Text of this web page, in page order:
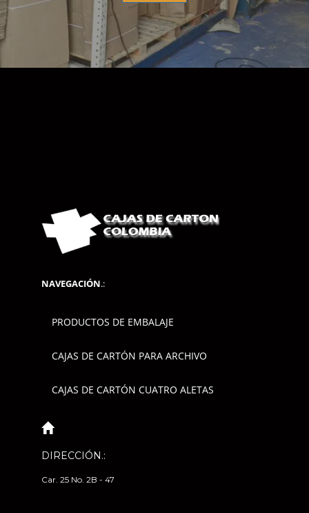
NAVEGACIÓN.:
PRODUCTOS DE EMBALAJE
CAJAS DE CARTÓN PARA ARCHIVO
CAJAS DE CARTÓN CUATRO ALETAS
DIRECCIÓN.:
Car. 25 No. 2B - 47